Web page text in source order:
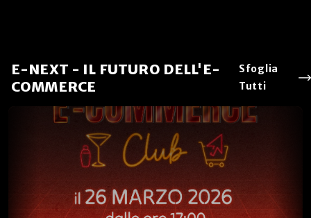
E-NEXT - IL FUTURO DELL'E-
COMMERCE
Sfoglia
Tutti